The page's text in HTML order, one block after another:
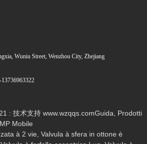
Wuniu Street, Wenzhou City, Zhejiang
13736963322
: 技术支持 www.wzqqs.comGuida
Prodotti
Mobile
à 2 vie Valvula à sfera in ottone è